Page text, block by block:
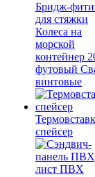
Бридж-
для стяжки
Колеса на
морской
контейнер
футовый
винтовые
спейсер